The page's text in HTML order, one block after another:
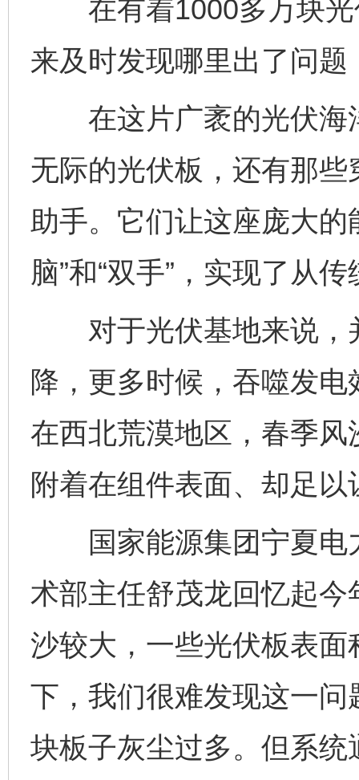
在有着1000多万块光
来及时发现哪里出了问
在这片广袤的光伏海
无际的光伏板，还有那
助手。它们让这座庞大的
脑”和“双手”，实现了从
对于光伏基地来说，
降，更多时候，吞噬发
在西北荒漠地区，春季
附着在组件表面、却足
国家能源集团宁夏电
术部主任舒茂龙回忆起今
沙较大，一些光伏板表
下，我们很难发现这一
块板子灰尘过多。但系